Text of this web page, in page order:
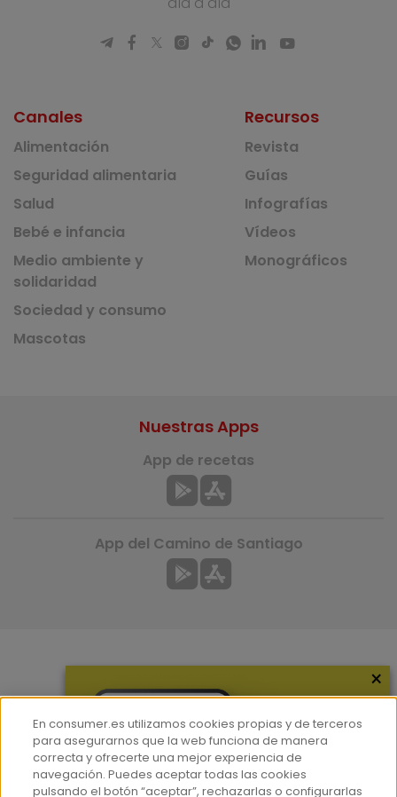
Canales
Alimentación
Seguridad alimentaria
Salud
Bebé e infancia
Medio ambiente y
solidaridad
Sociedad y consumo
Mascotas
Recursos
Revista
Guías
Infografías
Vídeos
Monográficos
Hemeroteca
Contacto
Nuestras Apps
App de recetas
App del Camino de Santiago
×
En consumer.es utilizamos cookies propias y de terceros
para asegurarnos que la web funciona de manera
correcta y ofrecerte una mejor experiencia de
navegación. Puedes aceptar todas las cookies
pulsando el botón “aceptar”, rechazarlas o configurarlas